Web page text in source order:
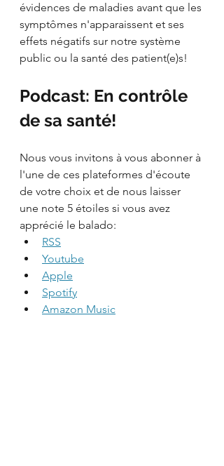
évidences de maladies avant que les
symptômes n'apparaissent et ses
effets négatifs sur notre système
public ou la santé des patient(e)s!
Podcast: En contrôle
de sa santé!
Nous vous invitons à vous abonner à
l'une de ces plateformes d'écoute
de votre choix et de nous laisser
une note 5 étoiles si vous avez
apprécié le balado:
RSS
Youtube
Apple
Spotify
Amazon Music